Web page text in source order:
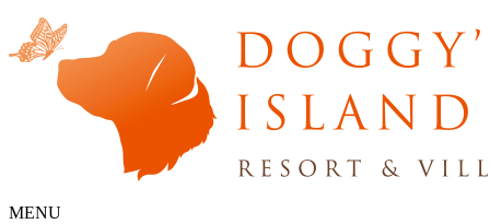
MENU